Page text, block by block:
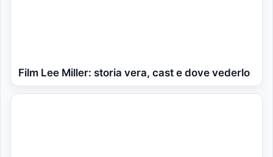
Film Lee Miller: storia vera, cast e dove vederlo